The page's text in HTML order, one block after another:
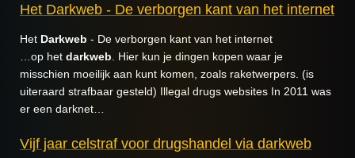
Het Darkweb - De verborgen kant van het internet
Het Darkweb - De verborgen kant van het internet
…op het darkweb . Hier kun je dingen kopen waar je
misschien moeilijk aan kunt komen, zoals raketwerpers. (is
uiteraard strafbaar gesteld) Illegal drugs websites In 2011 was
er een darknet…
Vijf jaar celstraf voor drugshandel via darkweb